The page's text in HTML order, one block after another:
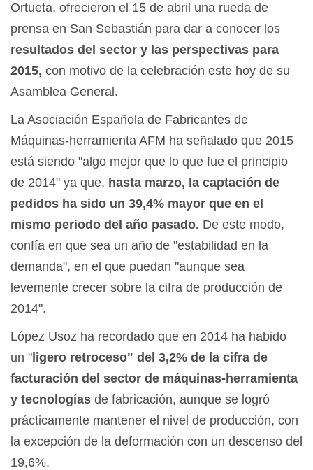
Ortueta, ofrecieron el 15 de abril una rueda de
prensa en San Sebastián para dar a conocer los
resultados del sector y las perspectivas para
2015, con motivo de la celebración este hoy de su
Asamblea General.
La Asociación Española de Fabricantes de
Máquinas-herramienta AFM ha señalado que 2015
está siendo "algo mejor que lo que fue el principio
de 2014" ya que, hasta marzo, la captación de
pedidos ha sido un 39,4% mayor que en el
mismo periodo del año pasado. De este modo,
confía en que sea un año de "estabilidad en la
demanda", en el que puedan "aunque sea
levemente crecer sobre la cifra de producción de
2014".
López Usoz ha recordado que en 2014 ha habido
un " ligero retroceso" del 3,2% de la cifra de
facturación del sector de máquinas-herramienta
y tecnologías de fabricación, aunque se logró
prácticamente mantener el nivel de producción, con
la excepción de la deformación con un descenso del
19,6%.